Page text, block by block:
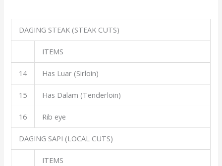
DAGING STEAK (STEAK CUTS)
ITEMS
14 Has Luar (Sirloin)
15 Has Dalam (Tenderloin)
16 Rib eye
DAGING SAPI (LOCAL CUTS)
ITEMS